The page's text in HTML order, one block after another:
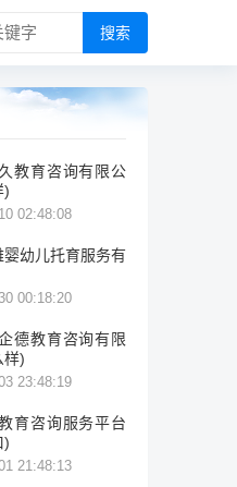
搜索
教育咨询有限公
)
02:48:08
婴幼儿托育服务有
00:18:20
德教育咨询有限
样)
23:48:19
育咨询服务平台
)
21:48:13